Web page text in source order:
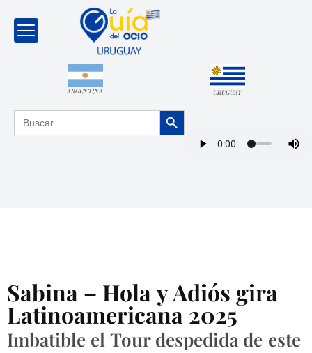
ARGENTINA URUGUAY
Buscar: Botón de búsqueda
Sabina – Hola y Adiós gira
Latinoamericana 2025
Imbatible el Tour despedida de este